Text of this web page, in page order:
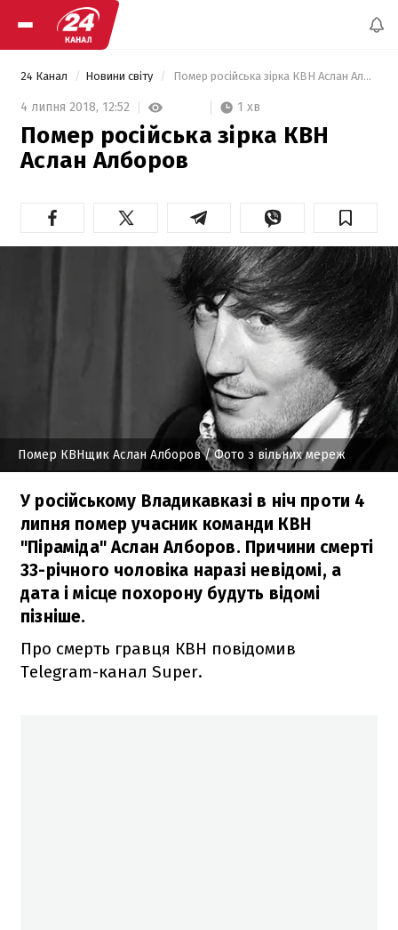
24 Канал Новини світу Помер російська зірка КВН Аслан Алборов
4 липня 2018, 12:52 1 хв
Помер російська зірка КВН
Аслан Алборов
Помер КВНщик Аслан Алборов/ Фото з вільних мереж
У російському Владикавказі в ніч проти 4
липня помер учасник команди КВН
"Піраміда" Аслан Алборов. Причини смерті
33-річного чоловіка наразі невідомі, а
дата і місце похорону будуть відомі
пізніше.
Про смерть гравця КВН повідомив
Telegram-канал Super.